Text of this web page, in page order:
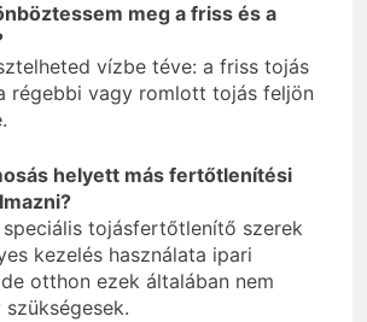
meg a friss és a
vízbe téve: a friss tojás
régebbi vagy romlott tojás feljön
helyett más fertőtlenítési
speciális tojásfertőtlenítő szerek
kezelés használata ipari
otthon ezek általában nem